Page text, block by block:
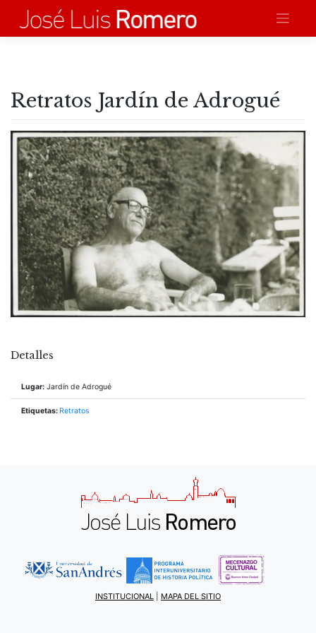
contenido
Retratos Jardín de Adrogué
Detalles
Lugar: Jardín de Adrogué
Etiquetas: Retratos
INSTITUCIONAL MAPA DEL SITIO